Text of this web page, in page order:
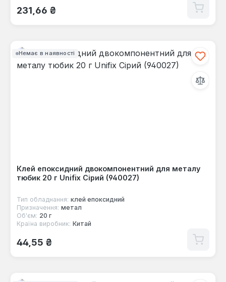
Звичайна ціна:
231,66 ₴
Немає в наявності
Клей епоксидний двокомпонентний для металу
тюбик 20 г Unifix Сірий (940027)
Тип обладнання: клей епоксидний
Призначення: метал
Об'єм: 20 г
Країна виробник: Китай
Звичайна ціна:
44,55 ₴